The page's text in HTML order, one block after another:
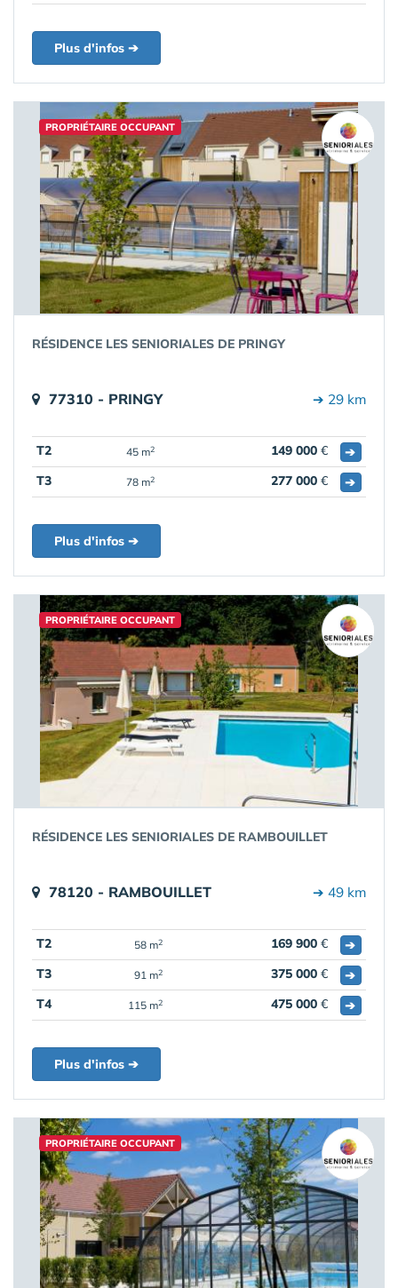
Plus d'infos ➔
PROPRIÉTAIRE OCCUPANT
RÉSIDENCE LES SENIORIALES DE PRINGY
77310 - PRINGY ➔ 29 km
T2 45 m2 149 000 €
➔
T3
78 m2 277 000 € ➔
Plus d'infos ➔
PROPRIÉTAIRE OCCUPANT
RÉSIDENCE LES SENIORIALES DE RAMBOUILLET
78120 - RAMBOUILLET ➔ 49 km
T2 58 m2 169 900 €
➔
T3
91 m2 375 000 €
➔
T4
115 m2 475 000 € ➔
Plus d'infos ➔
PROPRIÉTAIRE OCCUPANT